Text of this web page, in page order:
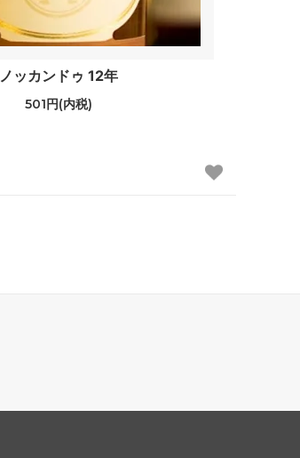
ノッカンドゥ 12年
501円(内税)